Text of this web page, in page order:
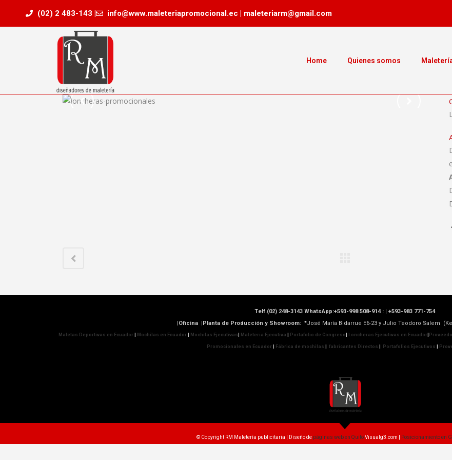
(02) 2 483-143 | info@www.maleteriapromocional.ec | maleteriarm@gmail.com
Home Quienes somos
Telf.(02) 248-3143 WhatsApp:+593-998 508-914 : | +593-983 771-754
|Oficina |Planta de Producción y Showroom: *José María Bidarrue E6-23 y Julio Teodoro Salem
Maletas Deportivas en Ecuador Mochilas en Ecuador Mochilas Ejecutivas Maletería Ejecutiva Portafolio de Congreso Loncheras Ejecutivas en Ecuador
Promocionales en Ecuador Fábrica de mochilas fabricantes Directos Portafolios Ejecutivos
© Copyright RM Maletería publicitaria | Diseño de páginas web en QuitoVisualg3.com | Posicionamiento en